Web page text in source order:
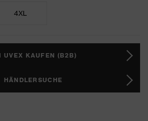
4XL
UVEX KAUFEN (B2B)
HÄNDLERSUCHE